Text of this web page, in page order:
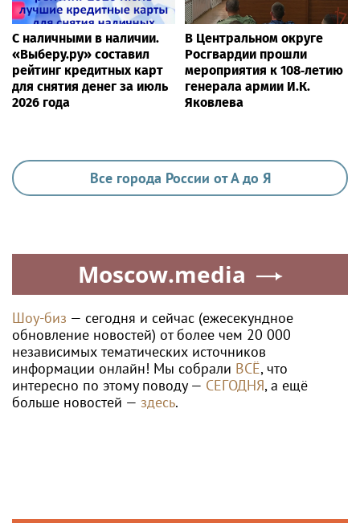
С наличными в наличии.
«Выберу.ру» составил
рейтинг кредитных карт
для снятия денег за июль
2026 года
В Центральном округе
Росгвардии прошли
мероприятия к 108‑летию
генерала армии И.К.
Яковлева
Все города России от А до Я
Moscow.media
Шоу-биз — сегодня и сейчас (ежесекундное
обновление новостей) от более чем 20 000
независимых тематических источников
информации онлайн! Мы собрали ВСЁ, что
интересно по этому поводу — СЕГОДНЯ, а ещё
больше новостей — здесь.